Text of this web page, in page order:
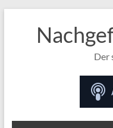
Der